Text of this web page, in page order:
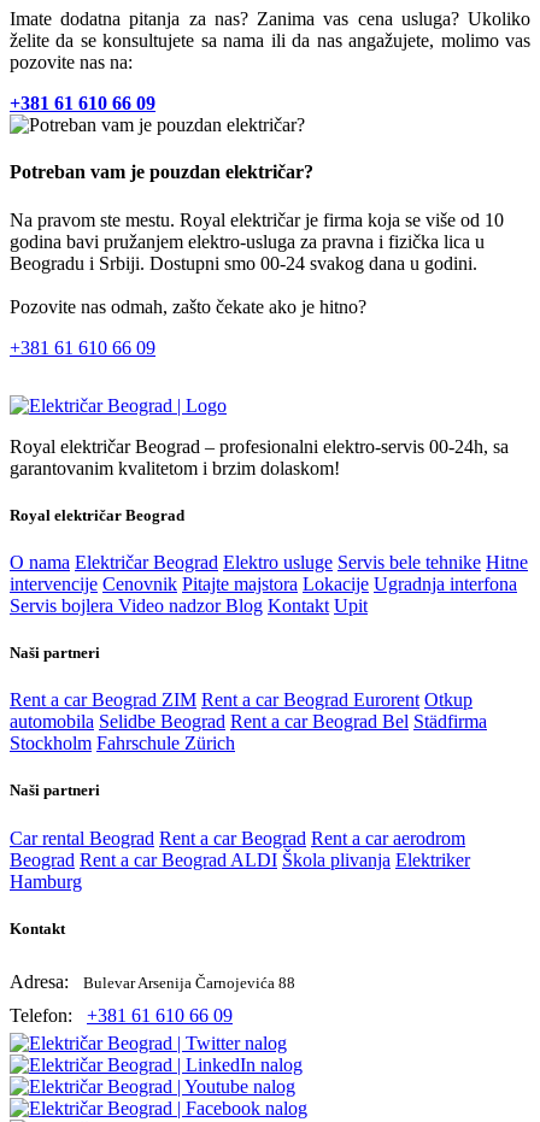
Imate dodatna pitanja za nas? Zanima vas cena usluga? Ukoliko
želite da se konsultujete sa nama ili da nas angažujete, molimo vas
pozovite nas na:
+381 61 610 66 09
Potreban vam je pouzdan električar?
Na pravom ste mestu. Royal električar je firma koja se više od 10
godina bavi pružanjem elektro-usluga za pravna i fizička lica u
Beogradu i Srbiji. Dostupni smo 00-24 svakog dana u godini.
Pozovite nas odmah, zašto čekate ako je hitno?
+381 61 610 66 09
Royal električar Beograd – profesionalni elektro-servis 00-24h, sa
garantovanim kvalitetom i brzim dolaskom!
Royal električar Beograd
O nama Električar Beograd Elektro usluge Servis bele tehnike Hitne
intervencije Cenovnik Pitajte majstora Lokacije Ugradnja interfona
Servis bojlera Video nadzorBlog Kontakt Upit
Naši partneri
Rent a car Beograd ZIM Rent a car Beograd Eurorent Otkup
automobila Selidbe Beograd Rent a car Beograd Bel Städfirma
Stockholm Fahrschule Zürich
Naši partneri
Car rental Beograd Rent a car Beograd Rent a car aerodrom
Beograd Rent a car Beograd ALDI Škola plivanja Elektriker
Hamburg
Kontakt
Adresa: Bulevar Arsenija Čarnojevića 88
Telefon: +381 61 610 66 09